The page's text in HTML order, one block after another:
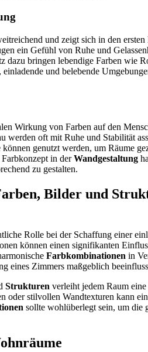
und zeigt sich in den
ein Gefühl von Ruhe und
dazu bringen lebendige Farben wie
und belebende
Wirkung von Farben auf den
werden oft mit Ruhe und Stabilität
genutzt werden, um Räume
in derWandgestaltung
zu gestalten.
Bilder und
Rolle bei der Schaffung einer
können einen signifikanten
Farbkombinationen in
eines Zimmers maßgeblich
Strukturen verleiht jedem Raum
oder stilvollen Wandtexturen kann
sollte wohlüberlegt sein, um die